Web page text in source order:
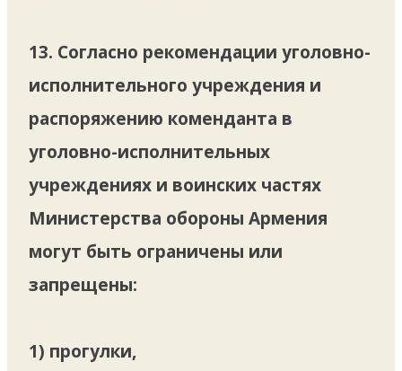
13. Согласно рекомендации уголовно-
исполнительного учреждения и
распоряжению коменданта в
уголовно-исполнительных
учреждениях и воинских частях
Министерства обороны Армения
могут быть ограничены или
запрещены:
1) прогулки,